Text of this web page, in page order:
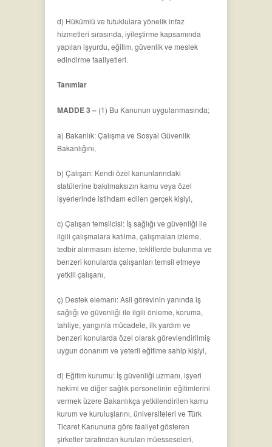
d) Hükümlü ve tutuklulara yönelik infaz
hizmetleri sırasında, iyileştirme kapsamında
yapılan işyurdu, eğitim, güvenlik ve meslek
edindirme faaliyetleri.
Tanımlar
MADDE 3 – (1) Bu Kanunun uygulanmasında;
a) Bakanlık: Çalışma ve Sosyal Güvenlik
Bakanlığını,
b) Çalışan: Kendi özel kanunlarındaki
statülerine bakılmaksızın kamu veya özel
işyerlerinde istihdam edilen gerçek kişiyi,
c) Çalışan temsilcisi: İş sağlığı ve güvenliği ile
ilgili çalışmalara katılma, çalışmaları izleme,
tedbir alınmasını isteme, tekliflerde bulunma ve
benzeri konularda çalışanları temsil etmeye
yetkili çalışanı,
ç) Destek elemanı: Asli görevinin yanında iş
sağlığı ve güvenliği ile ilgili önleme, koruma,
tahliye, yangınla mücadele, ilk yardım ve
benzeri konularda özel olarak görevlendirilmiş
uygun donanım ve yeterli eğitime sahip kişiyi,
d) Eğitim kurumu: İş güvenliği uzmanı, işyeri
hekimi ve diğer sağlık personelinin eğitimlerini
vermek üzere Bakanlıkça yetkilendirilen kamu
kurum ve kuruluşlarını, üniversiteleri ve Türk
Ticaret Kanununa göre faaliyet gösteren
şirketler tarafından kurulan müesseseleri,